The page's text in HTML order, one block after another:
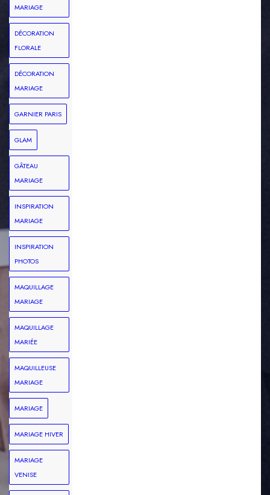
MARIAGE
DÉCORATION
FLORALE
DÉCORATION
MARIAGE
GARNIER PARIS
GLAM
GÂTEAU
MARIAGE
INSPIRATION
MARIAGE
INSPIRATION
PHOTOS
MAQUILLAGE
MARIAGE
MAQUILLAGE
MARIÉE
MAQUILLEUSE
MARIAGE
MARIAGE
MARIAGE HIVER
MARIAGE
VENISE